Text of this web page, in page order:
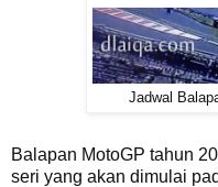
Jadwal
Balapan MotoGP tahun
seri yang akan dimulai